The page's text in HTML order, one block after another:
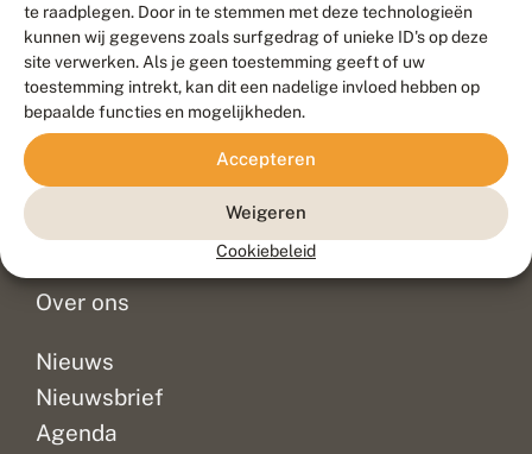
te raadplegen. Door in te stemmen met deze technologieën
kunnen wij gegevens zoals surfgedrag of unieke ID's op deze
site verwerken. Als je geen toestemming geeft of uw
toestemming intrekt, kan dit een nadelige invloed hebben op
bepaalde functies en mogelijkheden.
Accepteren
Weigeren
Cookiebeleid
Contact
Veelgestelde vragen
Doneer
Over ons
Nieuws
Nieuwsbrief
Agenda
Meld waarnemingen© 2026 Vlinderstichting
Duurzaam ontwikkeld door
Go2People
, ontworpen door
Blue Field Agency
Privacy
Disclaimer
Sitemap